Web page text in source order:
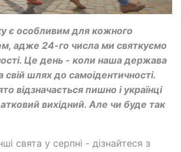
є особливим для кожного
адже 24-го числа ми святкуємо
Це день - коли наша держава
свій шлях до самоідентичності.
відзначається пишно і українці
вихідний. Але чи буде так
свята у серпні - дізнайтеся з